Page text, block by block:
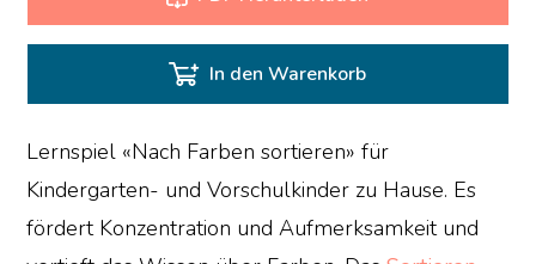
In den Warenkorb
Lernspiel «Nach Farben sortieren» für
Kindergarten- und Vorschulkinder zu Hause. Es
fördert Konzentration und Aufmerksamkeit und